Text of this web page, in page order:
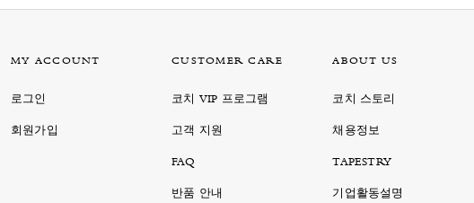
MY ACCOUNT
로그인
회원가입
CUSTOMER CARE
코치 VIP 프로그램
고객 지원
FAQ
반품 안내
ABOUT US
코치 스토리
채용정보
TAPESTRY
기업활동설명